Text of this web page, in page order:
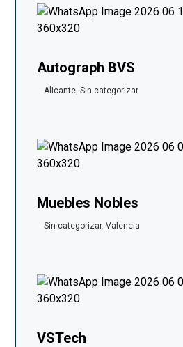
Autograph BVS
Alicante,Sin categorizar
Muebles Nobles
Sin categorizar,Valencia
VSTech